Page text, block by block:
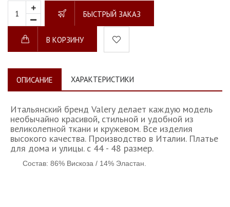
БЫСТРЫЙ ЗАКАЗ
В КОРЗИНУ
ОПИСАНИЕ ХАРАКТЕРИСТИКИ
Итальянский бренд Valery делает каждую модель
необычайно красивой, стильной и удобной из
великолепной ткани и кружевом. Все изделия
высокого качества. Производство в Италии. Платье
для дома и улицы. с 44 - 48 размер.
Состав: 86% Вискоза / 14% Эластан.